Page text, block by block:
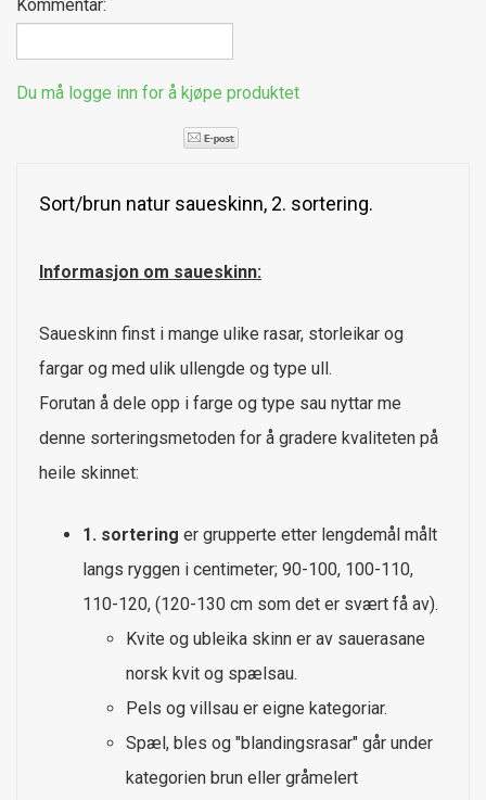
Kommentar:
Du må logge inn for å kjøpe produktet
Sort/brun natur saueskinn, 2. sortering.
Informasjon om saueskinn:
Saueskinn finst i mange ulike rasar, storleikar og
fargar og med ulik ullengde og type ull.
Forutan å dele opp i farge og type sau nyttar me
denne sorteringsmetoden for å gradere kvaliteten på
heile skinnet:
1. sortering er grupperte etter lengdemål målt
langs ryggen i centimeter; 90-100, 100-110,
110-120, (120-130 cm som det er svært få av).
Kvite og ubleika skinn er av sauerasane
norsk kvit og spælsau.
Pels og villsau er eigne kategoriar.
Spæl, bles og "blandingsrasar" går under
kategorien brun eller gråmelert